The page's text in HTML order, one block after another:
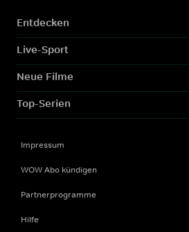
Entdecken
Live-Sport
Neue Filme
Top-Serien
Impressum
WOW Abo kündigen
Partnerprogramme
Hilfe